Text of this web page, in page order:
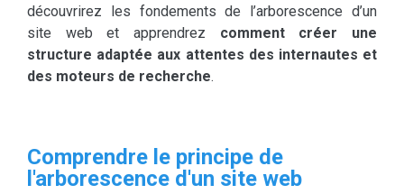
découvrirez les fondements de l’arborescence d’un
site web et apprendrez comment créer une
structure adaptée aux attentes des internautes et
des moteurs de recherche.
Comprendre le principe de
l'arborescence d'un site web